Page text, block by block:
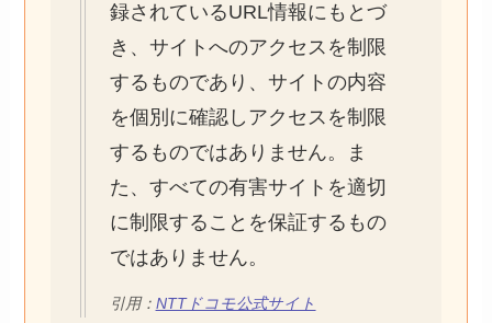
録されているURL情報にもとづ
き、サイトへのアクセスを制限
するものであり、サイトの内容
を個別に確認しアクセスを制限
するものではありません。ま
た、すべての有害サイトを適切
に制限することを保証するもの
ではありません。
引用： NTTドコモ公式サイト